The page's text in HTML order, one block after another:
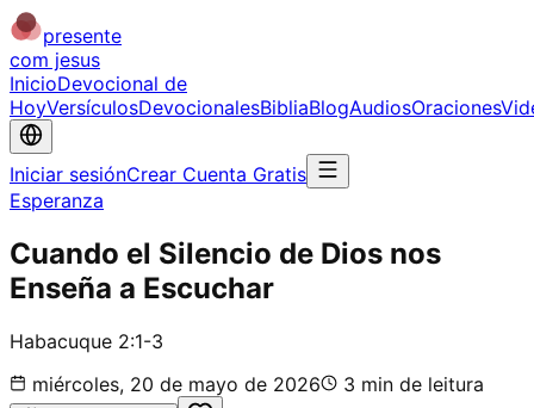
presente
com jesus
InicioDevocional de
HoyVersículosDevocionalesBibliaBlogAudiosOraciones
Iniciar sesiónCrear Cuenta Gratis
Esperanza
Cuando el Silencio de Dios nos
Enseña a Escuchar
Habacuque 2:1-3
miércoles, 20 de mayo de 2026
3 min de leitura